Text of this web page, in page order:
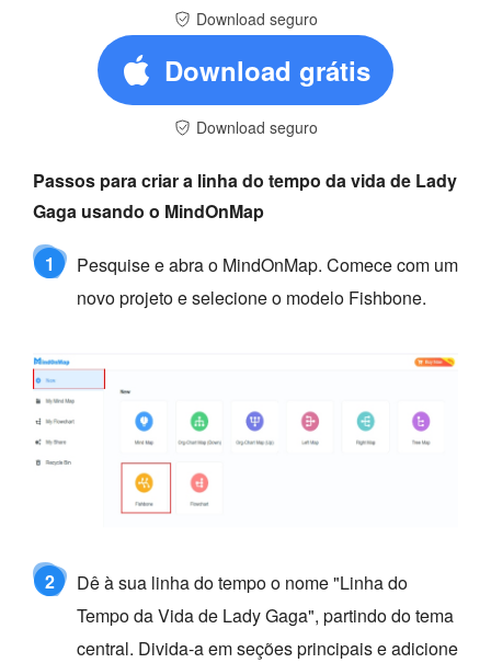
Download seguro
Download grátis
Download seguro
Passos para criar a linha do tempo da vida de Lady
Gaga usando o MindOnMap
1
Pesquise e abra o MindOnMap. Comece com um
novo projeto e selecione o modelo Fishbone.
2
Dê à sua linha do tempo o nome "Linha do
Tempo da Vida de Lady Gaga", partindo do tema
central. Divida-a em seções principais e adicione